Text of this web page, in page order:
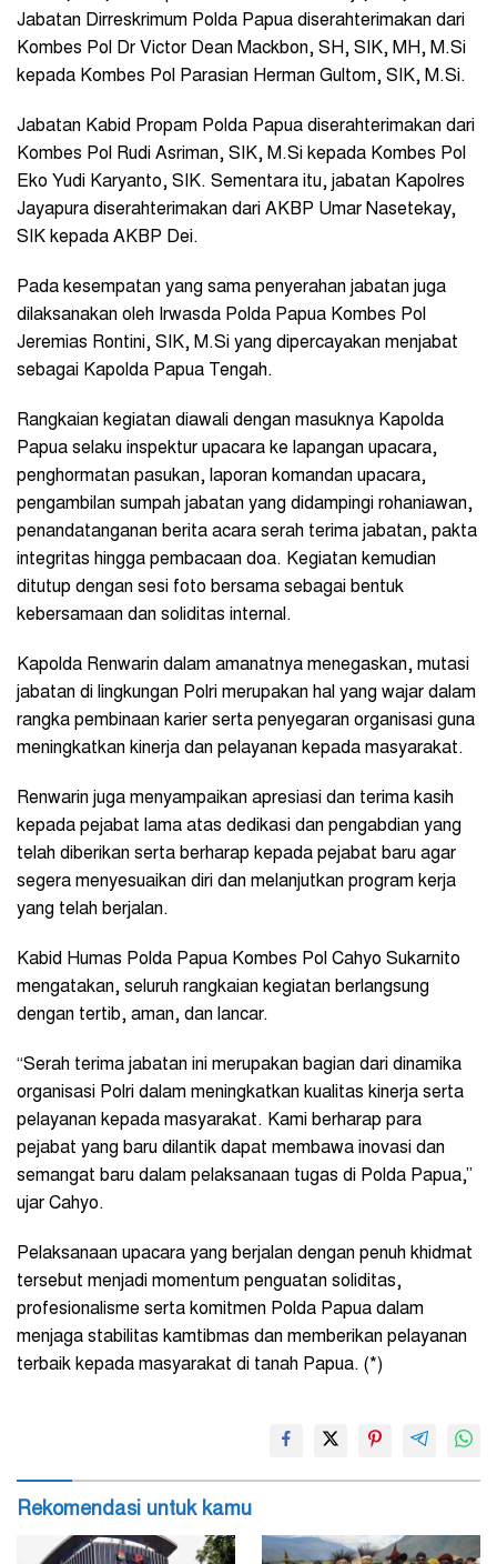
Jabatan Dirreskrimum Polda Papua diserahterimakan dari
Kombes Pol Dr Victor Dean Mackbon, SH, SIK, MH, M.Si
kepada Kombes Pol Parasian Herman Gultom, SIK, M.Si.
Jabatan Kabid Propam Polda Papua diserahterimakan dari
Kombes Pol Rudi Asriman, SIK, M.Si kepada Kombes Pol
Eko Yudi Karyanto, SIK. Sementara itu, jabatan Kapolres
Jayapura diserahterimakan dari AKBP Umar Nasetekay,
SIK kepada AKBP Dei.
Pada kesempatan yang sama penyerahan jabatan juga
dilaksanakan oleh Irwasda Polda Papua Kombes Pol
Jeremias Rontini, SIK, M.Si yang dipercayakan menjabat
sebagai Kapolda Papua Tengah.
Rangkaian kegiatan diawali dengan masuknya Kapolda
Papua selaku inspektur upacara ke lapangan upacara,
penghormatan pasukan, laporan komandan upacara,
pengambilan sumpah jabatan yang didampingi rohaniawan,
penandatanganan berita acara serah terima jabatan, pakta
integritas hingga pembacaan doa. Kegiatan kemudian
ditutup dengan sesi foto bersama sebagai bentuk
kebersamaan dan soliditas internal.
Kapolda Renwarin dalam amanatnya menegaskan, mutasi
jabatan di lingkungan Polri merupakan hal yang wajar dalam
rangka pembinaan karier serta penyegaran organisasi guna
meningkatkan kinerja dan pelayanan kepada masyarakat.
Renwarin juga menyampaikan apresiasi dan terima kasih
kepada pejabat lama atas dedikasi dan pengabdian yang
telah diberikan serta berharap kepada pejabat baru agar
segera menyesuaikan diri dan melanjutkan program kerja
yang telah berjalan.
Kabid Humas Polda Papua Kombes Pol Cahyo Sukarnito
mengatakan, seluruh rangkaian kegiatan berlangsung
dengan tertib, aman, dan lancar.
“Serah terima jabatan ini merupakan bagian dari dinamika
organisasi Polri dalam meningkatkan kualitas kinerja serta
pelayanan kepada masyarakat. Kami berharap para
pejabat yang baru dilantik dapat membawa inovasi dan
semangat baru dalam pelaksanaan tugas di Polda Papua,”
ujar Cahyo.
Pelaksanaan upacara yang berjalan dengan penuh khidmat
tersebut menjadi momentum penguatan soliditas,
profesionalisme serta komitmen Polda Papua dalam
menjaga stabilitas kamtibmas dan memberikan pelayanan
terbaik kepada masyarakat di tanah Papua. (*)
Rekomendasi untuk kamu